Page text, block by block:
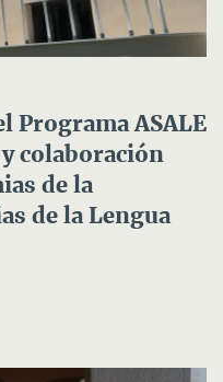
Programa ASALE
colaboración
de la
de la Lengua